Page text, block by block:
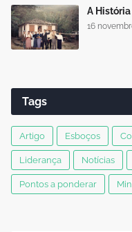
A
16
Tags
Artigo Esboços
Liderança Notícias
Pontos a ponderar